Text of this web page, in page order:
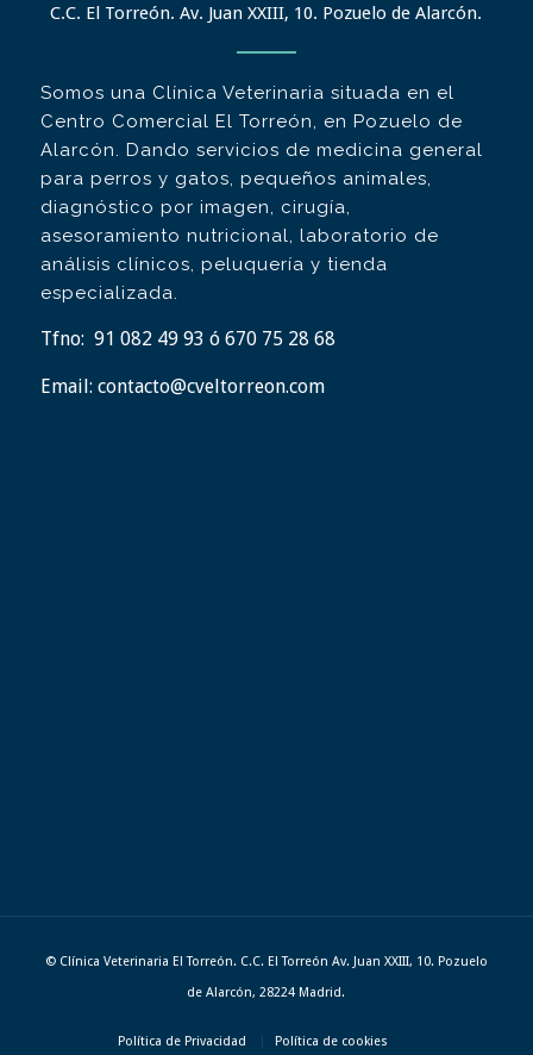
C.C. El Torreón. Av. Juan XXIII, 10. Pozuelo de Alarcón.
Somos una Clínica Veterinaria situada en el
Centro Comercial El Torreón, en Pozuelo de
Alarcón. Dando servicios de medicina general
para perros y gatos, pequeños animales,
diagnóstico por imagen, cirugía,
asesoramiento nutricional, laboratorio de
análisis clínicos, peluquería y tienda
especializada.
Tfno: 91 082 49 93 ó 670 75 28 68
Email: contacto@cveltorreon.com
© Clínica Veterinaria El Torreón. C.C. El Torreón Av. Juan XXIII, 10. Pozuelo
de Alarcón, 28224 Madrid.
Política de Privacidad Política de cookies